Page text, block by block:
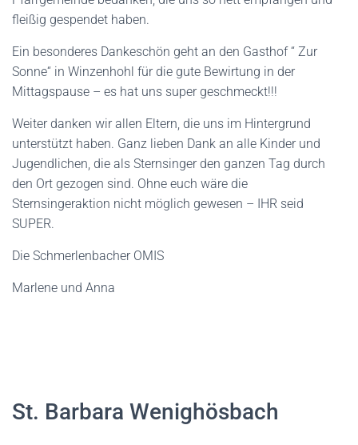
fleißig gespendet haben.
Ein besonderes Dankeschön geht an den Gasthof “ Zur
Sonne“ in Winzenhohl für die gute Bewirtung in der
Mittagspause – es hat uns super geschmeckt!!!
Weiter danken wir allen Eltern, die uns im Hintergrund
unterstützt haben. Ganz lieben Dank an alle Kinder und
Jugendlichen, die als Sternsinger den ganzen Tag durch
den Ort gezogen sind. Ohne euch wäre die
Sternsingeraktion nicht möglich gewesen – IHR seid
SUPER.
Die Schmerlenbacher OMIS
Marlene und Anna
St. Barbara Wenighösbach